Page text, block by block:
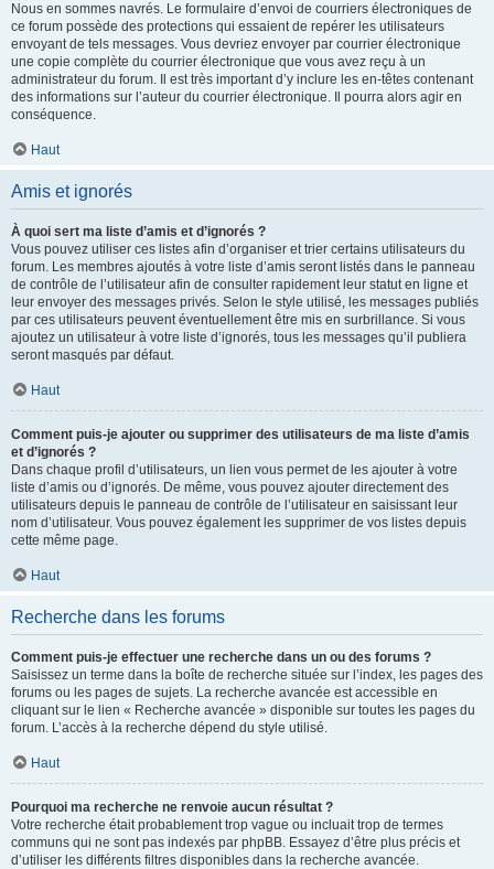
Nous en sommes navrés. Le formulaire d’envoi de courriers électroniques de
ce forum possède des protections qui essaient de repérer les utilisateurs
envoyant de tels messages. Vous devriez envoyer par courrier électronique
une copie complète du courrier électronique que vous avez reçu à un
administrateur du forum. Il est très important d’y inclure les en-têtes contenant
des informations sur l’auteur du courrier électronique. Il pourra alors agir en
conséquence.
Haut
Amis et ignorés
À quoi sert ma liste d’amis et d’ignorés ?
Vous pouvez utiliser ces listes afin d’organiser et trier certains utilisateurs du
forum. Les membres ajoutés à votre liste d’amis seront listés dans le panneau
de contrôle de l’utilisateur afin de consulter rapidement leur statut en ligne et
leur envoyer des messages privés. Selon le style utilisé, les messages publiés
par ces utilisateurs peuvent éventuellement être mis en surbrillance. Si vous
ajoutez un utilisateur à votre liste d’ignorés, tous les messages qu’il publiera
seront masqués par défaut.
Haut
Comment puis-je ajouter ou supprimer des utilisateurs de ma liste d’amis
et d’ignorés ?
Dans chaque profil d’utilisateurs, un lien vous permet de les ajouter à votre
liste d’amis ou d’ignorés. De même, vous pouvez ajouter directement des
utilisateurs depuis le panneau de contrôle de l’utilisateur en saisissant leur
nom d’utilisateur. Vous pouvez également les supprimer de vos listes depuis
cette même page.
Haut
Recherche dans les forums
Comment puis-je effectuer une recherche dans un ou des forums ?
Saisissez un terme dans la boîte de recherche située sur l’index, les pages des
forums ou les pages de sujets. La recherche avancée est accessible en
cliquant sur le lien « Recherche avancée » disponible sur toutes les pages du
forum. L’accès à la recherche dépend du style utilisé.
Haut
Pourquoi ma recherche ne renvoie aucun résultat ?
Votre recherche était probablement trop vague ou incluait trop de termes
communs qui ne sont pas indexés par phpBB. Essayez d’être plus précis et
d’utiliser les différents filtres disponibles dans la recherche avancée.